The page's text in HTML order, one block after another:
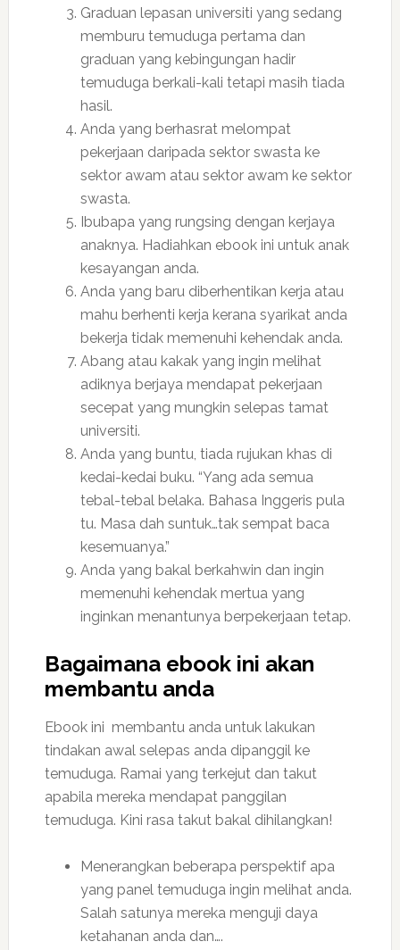
Graduan lepasan universiti yang sedang
memburu temuduga pertama dan
graduan yang kebingungan hadir
temuduga berkali-kali tetapi masih tiada
hasil.
Anda yang berhasrat melompat
pekerjaan daripada sektor swasta ke
sektor awam atau sektor awam ke sektor
swasta.
Ibubapa yang rungsing dengan kerjaya
anaknya. Hadiahkan ebook ini untuk anak
kesayangan anda.
Anda yang baru diberhentikan kerja atau
mahu berhenti kerja kerana syarikat anda
bekerja tidak memenuhi kehendak anda.
Abang atau kakak yang ingin melihat
adiknya berjaya mendapat pekerjaan
secepat yang mungkin selepas tamat
universiti.
Anda yang buntu, tiada rujukan khas di
kedai-kedai buku. “Yang ada semua
tebal-tebal belaka. Bahasa Inggeris pula
tu. Masa dah suntuk…tak sempat baca
kesemuanya.”
Anda yang bakal berkahwin dan ingin
memenuhi kehendak mertua yang
inginkan menantunya berpekerjaan tetap.
Bagaimana ebook ini akan
membantu anda
Ebook ini membantu anda untuk lakukan
tindakan awal selepas anda dipanggil ke
temuduga. Ramai yang terkejut dan takut
apabila mereka mendapat panggilan
temuduga. Kini rasa takut bakal dihilangkan!
Menerangkan beberapa perspektif apa
yang panel temuduga ingin melihat anda.
Salah satunya mereka menguji daya
ketahanan anda dan….